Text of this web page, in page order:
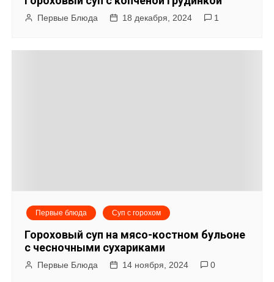
з
м
Первые Блюда 18 декабря, 2024 1
Первые блюда Суп с горохом
Гороховый суп на мясо-костном бульоне
с чесночными сухариками
Первые Блюда 14 ноября, 2024 0